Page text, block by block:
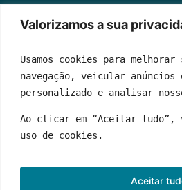
Valorizamos a sua
Usamos cookies para
navegação, veicular anúncios
personalizado e analisar
Ao clicar em “Aceitar tudo”,
uso de cookies.
Aceitar